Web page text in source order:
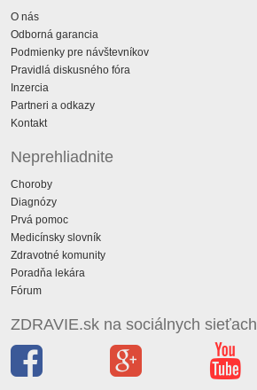
O nás
Odborná garancia
Podmienky pre návštevníkov
Pravidlá diskusného fóra
Inzercia
Partneri a odkazy
Kontakt
Neprehliadnite
Choroby
Diagnózy
Prvá pomoc
Medicínsky slovník
Zdravotné komunity
Poradňa lekára
Fórum
ZDRAVIE.sk na sociálnych sieťach